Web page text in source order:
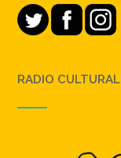
RADIO CULTURAL